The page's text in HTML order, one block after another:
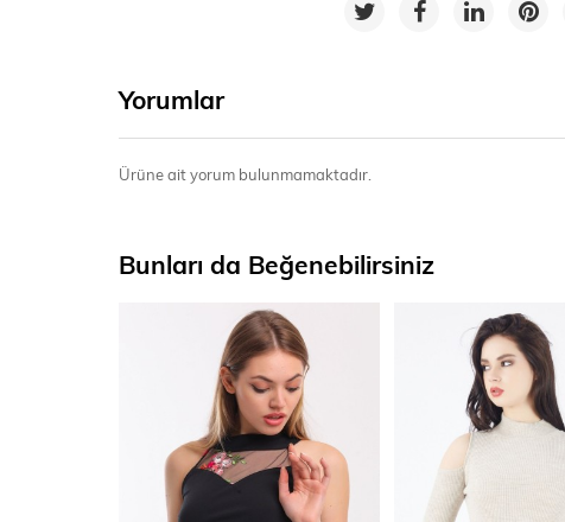
Yorumlar
Ürüne ait yorum bulunmamaktadır.
Bunları da Beğenebilirsiniz